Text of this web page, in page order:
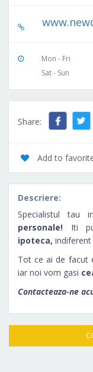
Mon - Fri
Sat - Sun
Share:
Add to
Descriere:
Specialistul tau
personale! Iti
ipoteca, indiferent
Tot ce ai de facut
iar noi vom gasi
Contacteaza-ne